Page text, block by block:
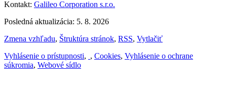
Kontakt: Galileo Corporation s.r.o.
Posledná aktualizácia: 5. 8. 2026
Zmena vzhľadu, Štruktúra stránok, RSS, Vytlačiť
Vyhlásenie o prístupnosti, , Cookies, Vyhlásenie o ochrane
súkromia, Webové sídlo